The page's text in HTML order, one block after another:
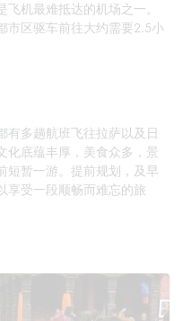
机最难抵达的机场之一。
市区驱车前往大约需要2.5小
有多趟航班飞往拉萨以及日
化底蕴丰厚，美食众多，景
短暂一游。提前规划，及早
享受一段顺畅而难忘的旅